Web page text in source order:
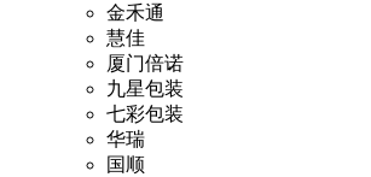
金禾通
慧佳
厦门倍诺
九星包装
七彩包装
华瑞
国顺